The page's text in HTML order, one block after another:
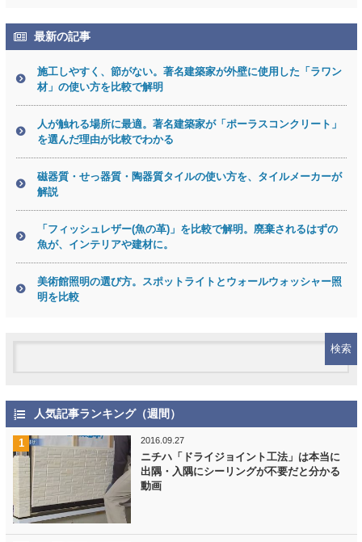
最新の記事
施工しやすく、節がない。著名建築家が外壁に使用した「ラワン
材」の使い方を比較で解明
人が触れる場所に最適。著名建築家が「ポーラスコンクリート」
を選んだ理由が比較でわかる
磁器質・せっ器質・陶器質タイルの使い方を、タイルメーカーが
解説
「フィッシュレザー(魚の革)」を比較で解明。廃棄されるはずの
魚が、インテリアや建材に。
美術館照明の選び方。スポットライトとウォールウォッシャー照
明を比較
人気記事ランキング（週間）
2016.09.27
ニチハ「ドライジョイント工法」は本当に
出隅・入隅にシーリングが不要だと分かる
動画